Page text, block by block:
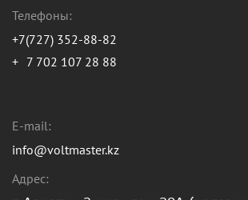
Телефоны:
+7(727) 352-88-82
+ 7 702 107 28 88
E-mail:
info@voltmaster.kz
Адрес: